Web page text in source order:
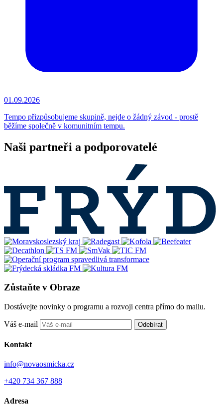
01.09.2026
Tempo přizpůsobujeme skupině, nejde o žádný závod - prostě
běžíme společně v komunitním tempu.
Naši partneři a podporovatelé
Zůstaňte v Obraze
Dostávejte novinky o programu a rozvoji centra přímo do mailu.
Váš e-mail Odebírat
Kontakt
info@novaosmicka.cz
+420 734 367 888
Adresa